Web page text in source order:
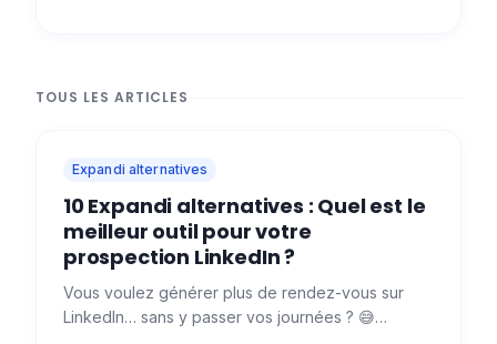
TOUS LES ARTICLES
Expandi alternatives
10 Expandi alternatives : Quel est le
meilleur outil pour votre
prospection LinkedIn ?
Vous voulez générer plus de rendez-vous sur
LinkedIn… sans y passer vos journées ? 😅